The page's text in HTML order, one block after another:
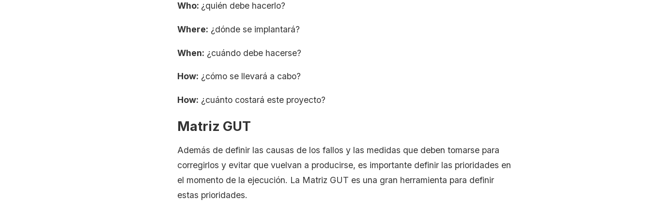
Who: ¿quién debe hacerlo?
Where: ¿dónde se implantará?
When: ¿cuándo debe hacerse?
How: ¿cómo se llevará a cabo?
How: ¿cuánto costará este proyecto?
Matriz GUT
Además de definir las causas de los fallos y las medidas que deben tomarse para
corregirlos y evitar que vuelvan a producirse, es importante definir las prioridades en
el momento de la ejecución. La Matriz GUT es una gran herramienta para definir
estas prioridades.